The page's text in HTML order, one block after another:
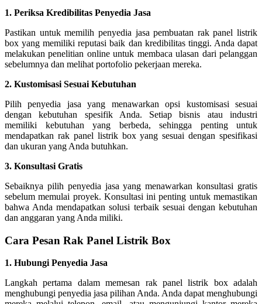
1. Periksa Kredibilitas Penyedia Jasa
Pastikan untuk memilih penyedia jasa pembuatan rak panel listrik
box yang memiliki reputasi baik dan kredibilitas tinggi. Anda dapat
melakukan penelitian online untuk membaca ulasan dari pelanggan
sebelumnya dan melihat portofolio pekerjaan mereka.
2. Kustomisasi Sesuai Kebutuhan
Pilih penyedia jasa yang menawarkan opsi kustomisasi sesuai
dengan kebutuhan spesifik Anda. Setiap bisnis atau industri
memiliki kebutuhan yang berbeda, sehingga penting untuk
mendapatkan rak panel listrik box yang sesuai dengan spesifikasi
dan ukuran yang Anda butuhkan.
3. Konsultasi Gratis
Sebaiknya pilih penyedia jasa yang menawarkan konsultasi gratis
sebelum memulai proyek. Konsultasi ini penting untuk memastikan
bahwa Anda mendapatkan solusi terbaik sesuai dengan kebutuhan
dan anggaran yang Anda miliki.
Cara Pesan Rak Panel Listrik Box
1. Hubungi Penyedia Jasa
Langkah pertama dalam memesan rak panel listrik box adalah
menghubungi penyedia jasa pilihan Anda. Anda dapat menghubungi